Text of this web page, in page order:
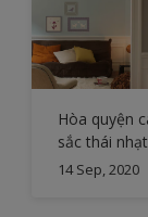
Hòa quyện
sắc thái nhạt
màu để tạo
14 Sep, 2020